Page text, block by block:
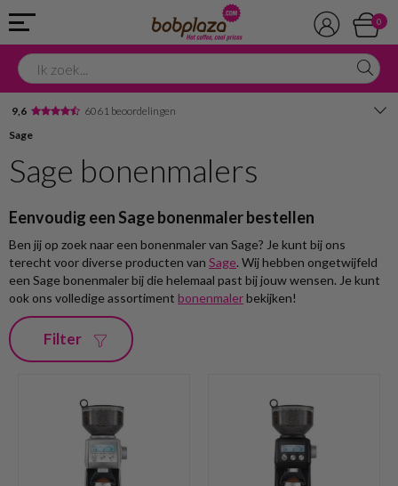
0
9,6 6061 beoordelingen
Advies in onze winkel
Sage
Sage bonenmalers
Eenvoudig een Sage bonenmaler bestellen
Ben jij op zoek naar een bonenmaler van Sage? Je kunt bij ons
terecht voor diverse producten van Sage. Wij hebben ongetwijfeld
een Sage bonenmaler bij die helemaal past bij jouw wensen. Je kunt
ook ons volledige assortiment bonenmalerbekijken!
Filter